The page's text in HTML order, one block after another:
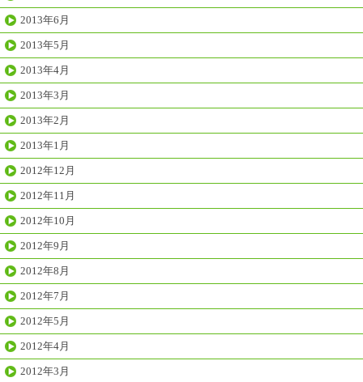
2013年6月
2013年5月
2013年4月
2013年3月
2013年2月
2013年1月
2012年12月
2012年11月
2012年10月
2012年9月
2012年8月
2012年7月
2012年5月
2012年4月
2012年3月